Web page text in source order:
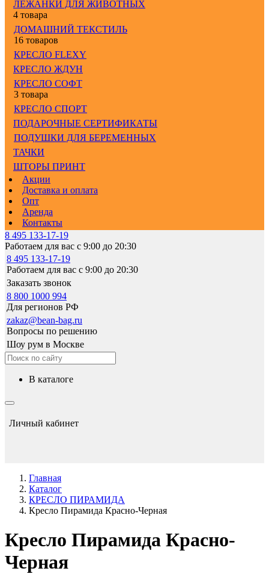
ЛЕЖАНКИ ДЛЯ ЖИВОТНЫХ
4 товара
ДОМАШНИЙ ТЕКСТИЛЬ
16 товаров
КРЕСЛО FLEXY
КРЕСЛО ЖДУН
КРЕСЛО СОФТ
3 товара
КРЕСЛО СПОРТ
ПОДАРОЧНЫЕ СЕРТИФИКАТЫ
ПОДУШКИ ДЛЯ БЕРЕМЕННЫХ
ТАЧКИ
ШТОРЫ ПРИНТ
Акции
Доставка и оплата
Опт
Аренда
Контакты
8 495 133-17-19
Работаем для вас с 9:00 до 20:30
8 495 133-17-19
Работаем для вас с 9:00 до 20:30
Заказать звонок
8 800 1000 994
Для регионов РФ
zakaz@bean-bag.ru
Вопросы по решению
Шоу рум в Москве
в каталоге
Личный кабинет
Главная
Каталог
КРЕСЛО ПИРАМИДА
Кресло Пирамида Красно-Черная
Кресло Пирамида Красно-
Черная